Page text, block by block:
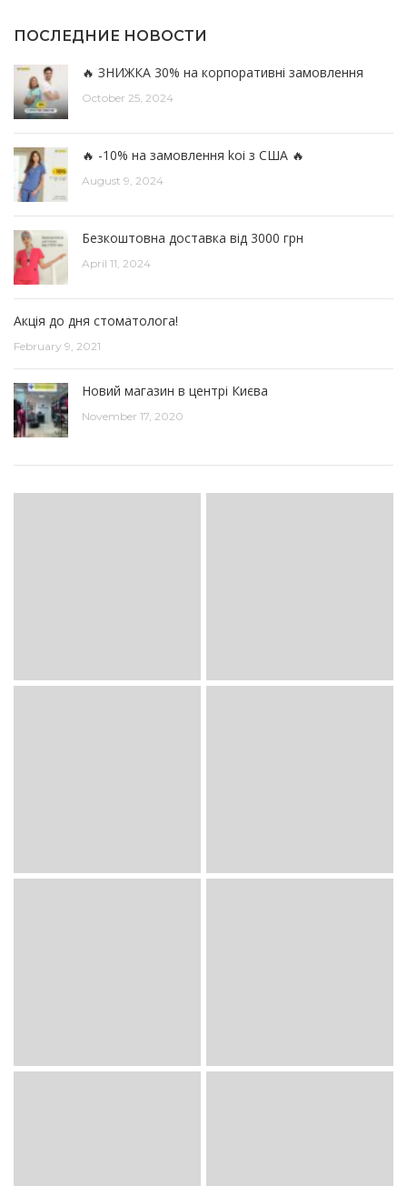
ПОСЛЕДНИЕ НОВОСТИ
🔥 ЗНИЖКА 30% на корпоративні замовлення
October 25, 2024
🔥 -10% на замовлення koi з США 🔥
August 9, 2024
Безкоштовна доставка від 3000 грн
April 11, 2024
Акція до дня стоматолога!
February 9, 2021
Новий магазин в центрі Києва
November 17, 2020